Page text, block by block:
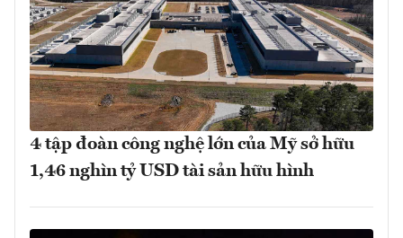
4 tập đoàn công nghệ lớn của Mỹ sở hữu
1,46 nghìn tỷ USD tài sản hữu hình